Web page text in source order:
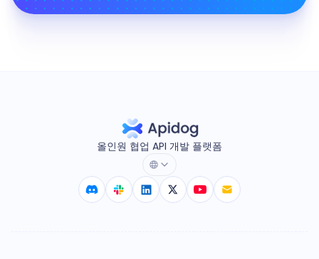
올인원 협업 API 개발 플랫폼